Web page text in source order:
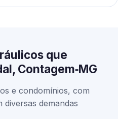
que
Contagem‑MG
e condomínios, com
diversas demandas